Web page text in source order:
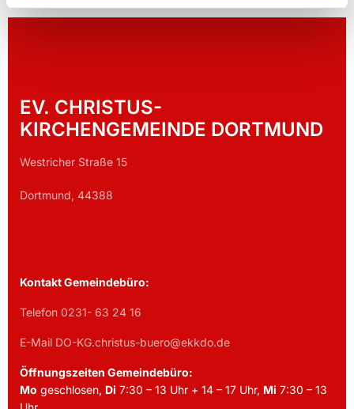
EV. CHRISTUS-
KIRCHENGEMEINDE DORTMUND
Westricher Straße 15
Dortmund, 44388
Kontakt Gemeindebüro:
Telefon 0231- 63 24 16
E-Mail DO-KG.christus-buero@ekkdo.de
Öffnungszeiten Gemeindebüro:
Mo geschlosen, Di 7:30 – 13 Uhr + 14 – 17 Uhr, Mi 7:30 – 13